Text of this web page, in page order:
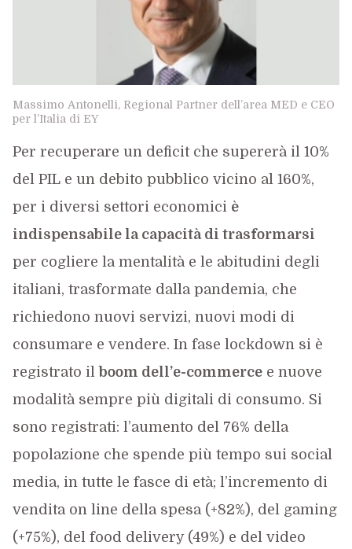
Massimo Antonelli, Regional Partner dell’area MED e CEO
per l’Italia di EY
Per recuperare un deficit che supererà il 10%
del PIL e un debito pubblico vicino al 160%,
per i diversi settori economici è
indispensabile la capacità di trasformarsi
per cogliere la mentalità e le abitudini degli
italiani, trasformate dalla pandemia, che
richiedono nuovi servizi, nuovi modi di
consumare e vendere. In fase lockdown si è
registrato il boom dell’e-commercee nuove
modalità sempre più digitali di consumo. Si
sono registrati: l’aumento del 76% della
popolazione che spende più tempo sui social
media, in tutte le fasce di età; l’incremento di
vendita on line della spesa (+82%), del gaming
(+75%), del food delivery (49%) e del video